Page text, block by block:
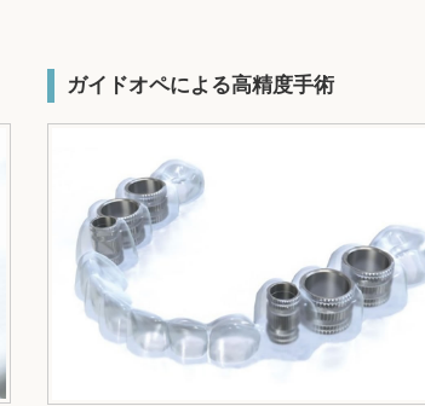
ガイドオペによる高精度手術